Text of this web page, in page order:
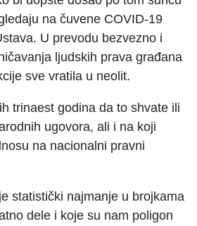
na čuvene COVID-19
U prevodu bezvezno i
ljudskih prava građana
sve vratila u neolit.
trinaest godina da to shvate ili
ugovora, ali i na koji
na nacionalni pravni
statistički najmanje u brojkama
dele i koje su nam poligon